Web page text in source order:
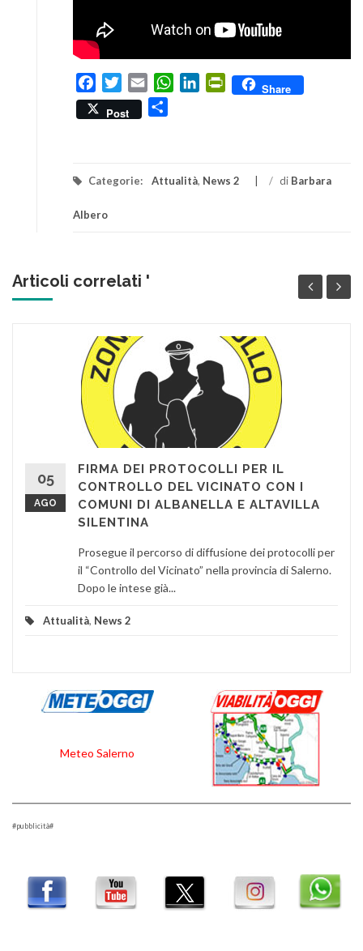
FacebookTwitterEmail WhatsApp
LinkedInPrintFriendly
Share
Post
Categorie: Attualità, News 2 / di Barbara
Albero
Articoli correlati '
05
AGO
FIRMA DEI PROTOCOLLI PER IL
CONTROLLO DEL VICINATO CON I
COMUNI DI ALBANELLA E ALTAVILLA
SILENTINA
Prosegue il percorso di diffusione dei protocolli per
il “Controllo del Vicinato” nella provincia di Salerno.
Dopo le intese già...
Attualità, News 2
Meteo Salerno
#pubblicità#